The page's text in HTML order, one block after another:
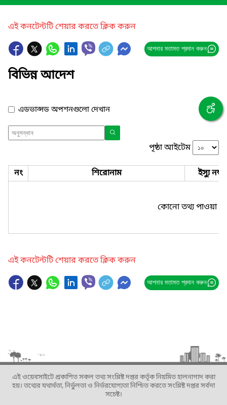
এই কনটেন্টটি শেয়ার করতে ক্লিক করুন
আপনার মতামত প্রদান করুন
বিভিন্ন আদেশ
এডভান্সড অপশনগুলো দেখান
পৃষ্ঠা আইটেম
নং শিরোনাম ইস্যু নম্বর
কোনো তথ্য পাওয়া
এই কনটেন্টটি শেয়ার করতে ক্লিক করুন
আপনার মতামত প্রদান করুন
এই ওয়েবসাইটে প্রকাশিত সকল তথ্য সংশ্লিষ্ট দপ্তর কর্তৃক নিয়মিত হালনাগাদ করা
হয়। তথ্যের যথার্থতা, নির্ভুলতা ও নির্ভরযোগ্যতা নিশ্চিত করতে সংশ্লিষ্ট দপ্তর সর্বদা
সচেষ্ট।